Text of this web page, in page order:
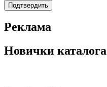
Реклама
Новички каталога